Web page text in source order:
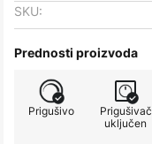
SKU:
Prednosti proizvoda
Prigušivo
Prigušivač
uključen